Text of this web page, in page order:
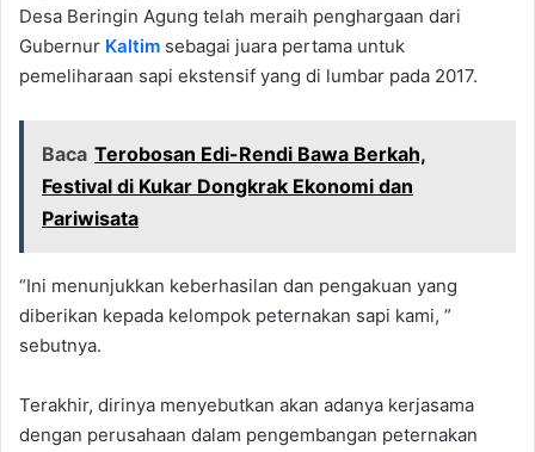
Desa Beringin Agung telah meraih penghargaan dari
Gubernur Kaltim sebagai juara pertama untuk
pemeliharaan sapi ekstensif yang di lumbar pada 2017.
Baca Terobosan Edi-Rendi Bawa Berkah,
Festival di Kukar Dongkrak Ekonomi dan
Pariwisata
“Ini menunjukkan keberhasilan dan pengakuan yang
diberikan kepada kelompok peternakan sapi kami, ”
sebutnya.
Terakhir, dirinya menyebutkan akan adanya kerjasama
dengan perusahaan dalam pengembangan peternakan